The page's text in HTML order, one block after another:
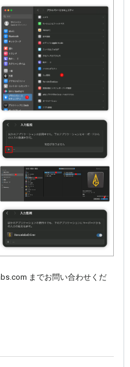
までお問い合わせくだ